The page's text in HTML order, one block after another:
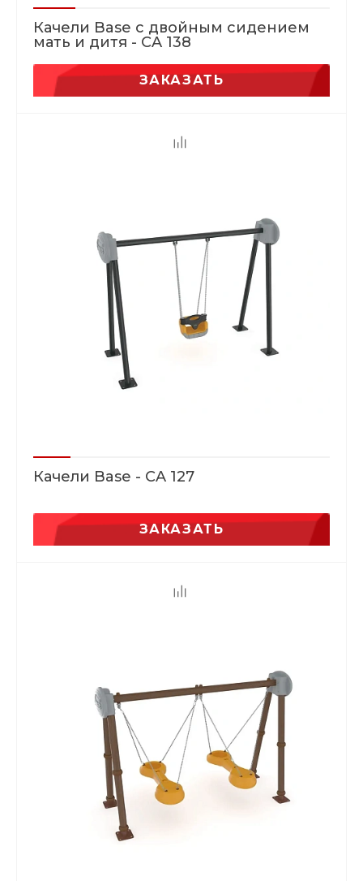
Качели Base с двойным сидением
мать и дитя - CA 138
ЗАКАЗАТЬ
Качели Base - CA 127
ЗАКАЗАТЬ